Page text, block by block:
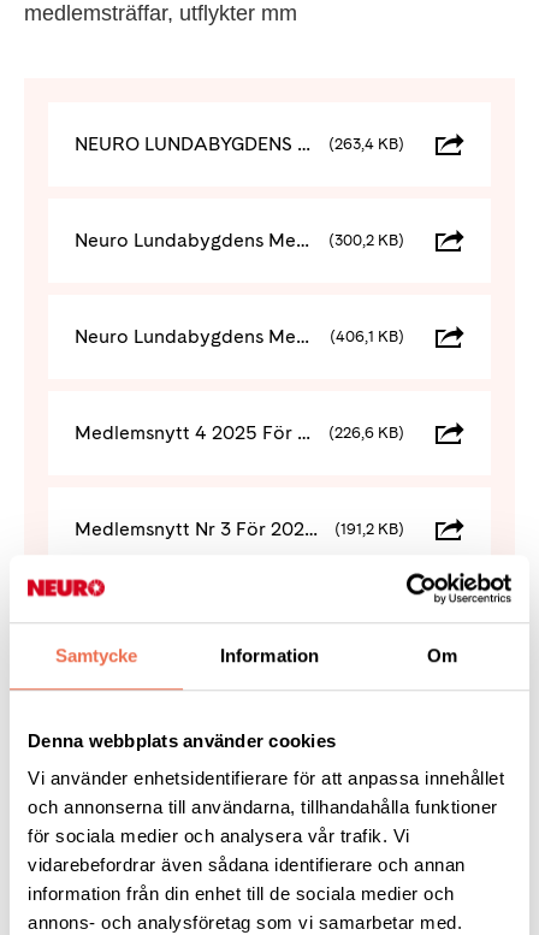
Samtycke Information Om
Denna webbplats använder cookies
Vi använder enhetsidentifierare för att anpassa innehållet
och annonserna till användarna, tillhandahålla funktioner
för sociala medier och analysera vår trafik. Vi
vidarebefordrar även sådana identifierare och annan
information från din enhet till de sociala medier och
annons- och analysföretag som vi samarbetar med.
medlemsträffar, utflykter mm
NEURO LUNDABYGDENS MEDLEMSNYTT NR 3 FÖR 2026 (1) (263,4 KB)
Neuro Lundabygdens Medlemsnytt Nr 2 För 2026 (300,2 KB)
Neuro Lundabygdens Medlemsnytt Nr 1 För 2026 (406,1 KB)
Medlemsnytt 4 2025 För Neuro Lundabygden (2) (226,6 KB)
Medlemsnytt Nr 3 För 2025 Neuro Lundabygden (1) (191,2 KB)
Neuro Lundabygdens Medlemsnytt Nr 2 För 2025 (242,2 KB)
Medlemsnytt Neuro Lundabygden Nr 4 2024 (425,8 KB)
Neuro Lundabygden Medlemsnytt Nr 3 2024 (1) (828,6 KB)